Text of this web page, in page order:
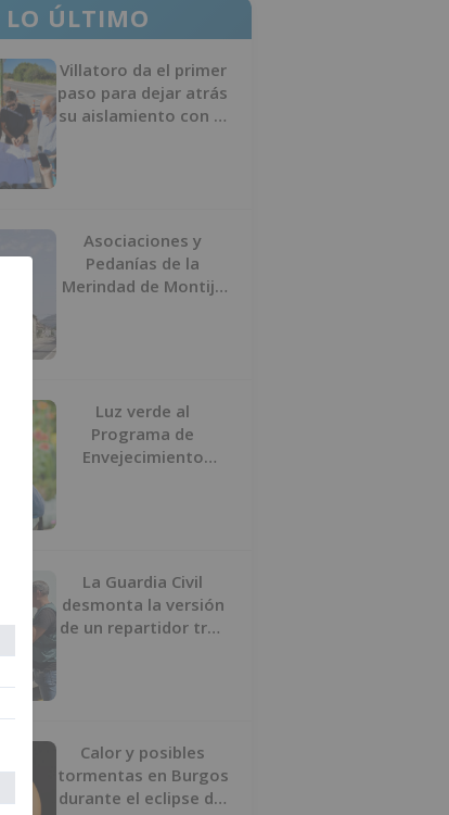
LO ÚLTIMO
Villatoro da el primer
paso para dejar atrás
su aislamiento con el
Asociaciones y
Pedanías de la
Merindad de Montija
Luz verde al
Programa de
Envejecimiento
La Guardia Civil
desmonta la versión
de un repartidor tras
Calor y posibles
tormentas en Burgos
durante el eclipse del